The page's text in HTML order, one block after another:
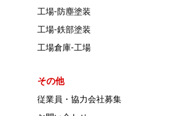
工場‐防塵塗装
工場‐鉄部塗装
工場倉庫-工場
その他
従業員・協力会社募集